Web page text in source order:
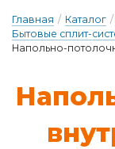
Главная / Каталог /
Бытовые сплит-
Напольно-